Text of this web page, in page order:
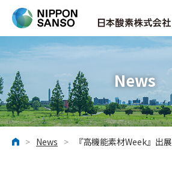
News
ホーム
> News > 『高機能素材Week』出